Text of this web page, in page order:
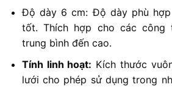
Độ dày 6 cm: Độ dày phù
tốt. Thích hợp cho các công
trung bình đến cao.
Tính linh hoạt: Kích thước
lưới cho phép sử dụng trong